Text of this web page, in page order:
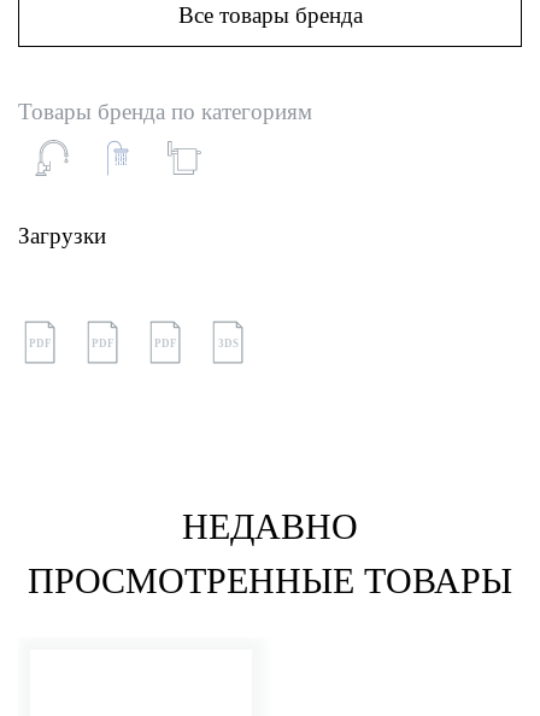
Все товары бренда
Товары бренда по категориям
Загрузки
PDF PDF PDF 3DS
НЕДАВНО
ПРОСМОТРЕННЫЕ ТОВАРЫ